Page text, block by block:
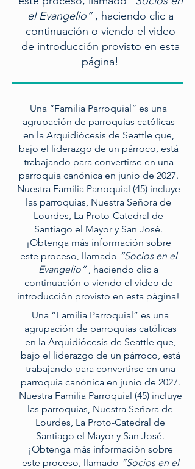
el Evangelio”, haciendo clic a
continuación o viendo el video
de introducción provisto en esta
página!
Una “Familia Parroquial” es una
agrupación de parroquias católicas
en la Arquidiócesis de Seattle que,
bajo el liderazgo de un párroco, está
trabajando para convertirse en una
parroquia canónica en junio de 2027.
Nuestra Familia Parroquial (45) incluye
las parroquias, Nuestra Señora de
Lourdes, La Proto-Catedral de
Santiago el Mayor y San José.
¡Obtenga más información sobre
este proceso, llamado “Socios en el
Evangelio”, haciendo clic a
continuación o viendo el video de
introducción provisto en esta página!
Una “Familia Parroquial” es una
agrupación de parroquias católicas
en la Arquidiócesis de Seattle que,
bajo el liderazgo de un párroco, está
trabajando para convertirse en una
parroquia canónica en junio de 2027.
Nuestra Familia Parroquial (45) incluye
las parroquias, Nuestra Señora de
Lourdes, La Proto-Catedral de
Santiago el Mayor y San José.
¡Obtenga más información sobre
este proceso, llamado “Socios en el